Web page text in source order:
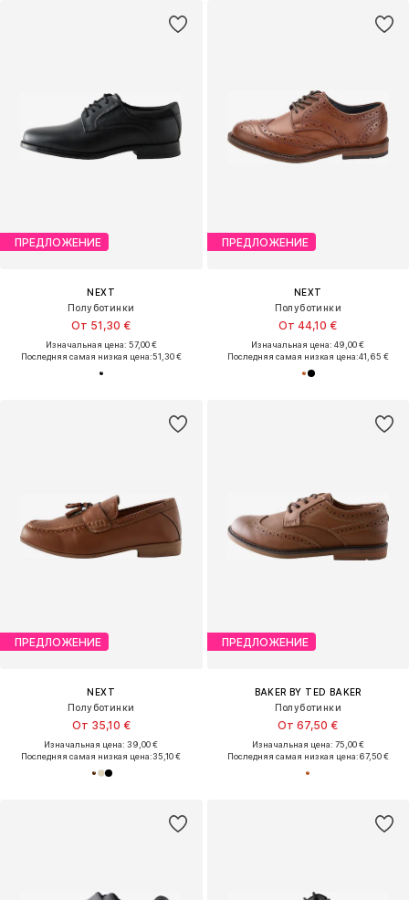
ПРЕДЛОЖЕНИЕ
NEXT
Полуботинки
От 51,30 €
Изначальная цена: 57,00 €
Последняя самая низкая цена:51,30 €
ПРЕДЛОЖЕНИЕ
NEXT
Полуботинки
От 44,10 €
Изначальная цена: 49,00 €
Последняя самая низкая цена:41,65 €
ПРЕДЛОЖЕНИЕ
NEXT
Полуботинки
От 35,10 €
Изначальная цена: 39,00 €
Последняя самая низкая цена:35,10 €
ПРЕДЛОЖЕНИЕ
BAKER BY TED BAKER
Полуботинки
От 67,50 €
Изначальная цена: 75,00 €
Последняя самая низкая цена:67,50 €